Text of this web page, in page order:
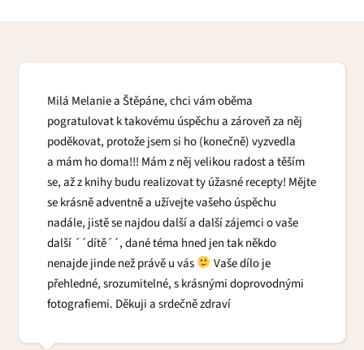
Milá Melanie a Štěpáne, chci vám oběma
pogratulovat k takovému úspěchu a zároveň za něj
poděkovat, protože jsem si ho (konečně) vyzvedla
a mám ho doma!!! Mám z něj velikou radost a těším
se, až z knihy budu realizovat ty úžasné recepty! Mějte
se krásně adventně a užívejte vašeho úspěchu
nadále, jistě se najdou další a další zájemci o vaše
další ´´dítě´´, dané téma hned jen tak někdo
nenajde jinde než právě u vás
Vaše dílo je
přehledné, srozumitelné, s krásnými doprovodnými
fotografiemi. Děkuji a srdečně zdraví